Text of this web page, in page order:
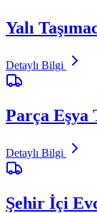
Yalı
Detaylı Bilgi
Parça Eşya
Detaylı Bilgi
Şehir İçi